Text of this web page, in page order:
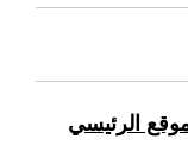
الرئيسي